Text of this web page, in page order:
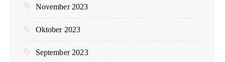
November 2023
Oktober 2023
September 2023